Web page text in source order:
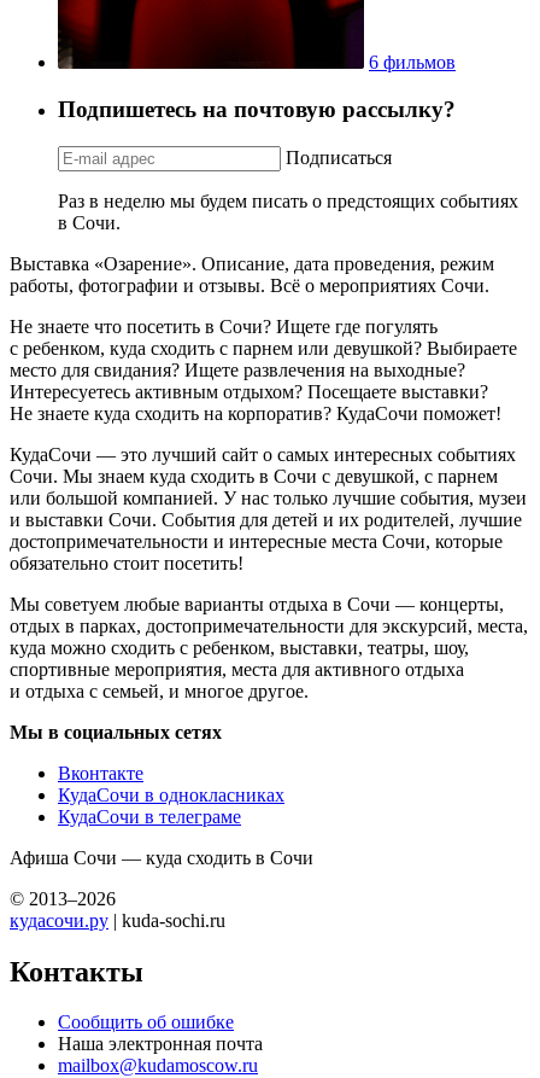
6 фильмов
Подпишетесь на почтовую рассылку?
Подписаться
Раз в неделю мы будем писать о предстоящих событиях
в Сочи.
Выставка «Озарение». Описание, дата проведения, режим
работы, фотографии и отзывы. Всё о мероприятиях Сочи.
Не знаете что посетить в Сочи? Ищете где погулять
с ребенком, куда сходить с парнем или девушкой? Выбираете
место для свидания? Ищете развлечения на выходные?
Интересуетесь активным отдыхом? Посещаете выставки?
Не знаете куда сходить на корпоратив? КудаСочи поможет!
КудаСочи — это лучший сайт о самых интересных событиях
Сочи. Мы знаем куда сходить в Сочи с девушкой, с парнем
или большой компанией. У нас только лучшие события, музеи
и выставки Сочи. События для детей и их родителей, лучшие
достопримечательности и интересные места Сочи, которые
обязательно стоит посетить!
Мы советуем любые варианты отдыха в Сочи — концерты,
отдых в парках, достопримечательности для экскурсий, места,
куда можно сходить с ребенком, выставки, театры, шоу,
спортивные мероприятия, места для активного отдыха
и отдыха с семьей, и многое другое.
Мы в социальных сетях
Вконтакте
КудаСочи в однокласниках
КудаСочи в телеграме
Афиша Сочи — куда сходить в Сочи
© 2013–2026
кудасочи.ру | kuda-sochi.ru
Контакты
Сообщить об ошибке
Наша электронная почта
mailbox@kudamoscow.ru